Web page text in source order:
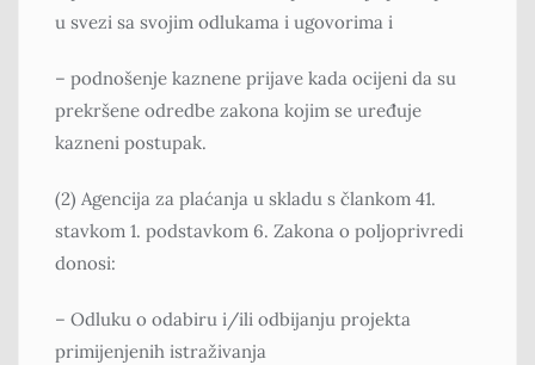
u svezi sa svojim odlukama i ugovorima i
– podnošenje kaznene prijave kada ocijeni da su
prekršene odredbe zakona kojim se uređuje
kazneni postupak.
(2) Agencija za plaćanja u skladu s člankom 41.
stavkom 1. podstavkom 6. Zakona o poljoprivredi
donosi:
– Odluku o odabiru i/ili odbijanju projekta
primijenjenih istraživanja